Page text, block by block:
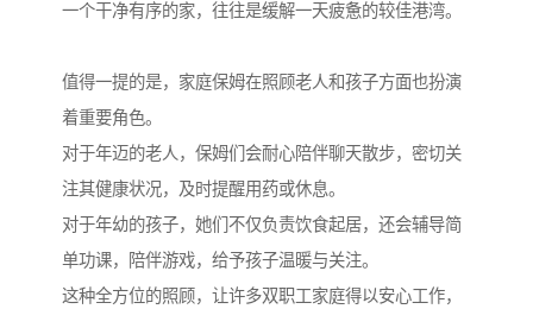
一个干净有序的家，往往是缓解一天疲惫的较佳港湾。
值得一提的是，家庭保姆在照顾老人和孩子方面也扮演
着重要角色。
对于年迈的老人，保姆们会耐心陪伴聊天散步，密切关
注其健康状况，及时提醒用药或休息。
对于年幼的孩子，她们不仅负责饮食起居，还会辅导简
单功课，陪伴游戏，给予孩子温暖与关注。
这种全方位的照顾，让许多双职工家庭得以安心工作，